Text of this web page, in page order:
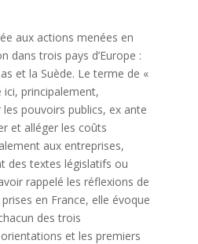
aux actions menées en
dans trois pays d’Europe :
et la Suède. Le terme de «
ici, principalement,
pouvoirs publics, ex ante
et alléger les coûts
aux entreprises,
des textes législatifs ou
rappelé les réflexions de
en France, elle évoque
des trois
et les premiers